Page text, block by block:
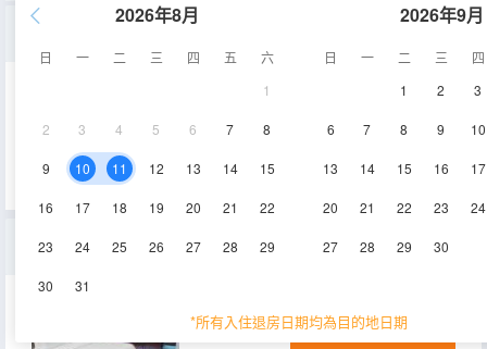
2026年8月
日 一 二 三 四 五
六
1
2 3 4 5 6 7 8
9 10 11 12 13 14 15
16 17 18 19 20 21 22
23 24 25 26 27 28 29
30 31
2026年9月
日 一 二 三
四
1
2 3
6 7 8 9 10
13 14 15 16 17
20 21 22 23 24
27 28 29 30
*所有入住退房日期均為目的地日期
空調 電視機